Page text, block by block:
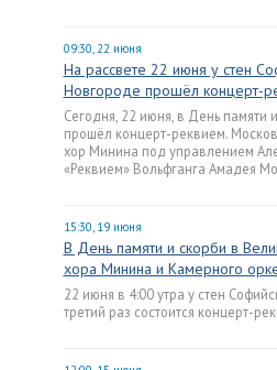
09:30, 22 июня
На рассвете 22 июня у стен
Новгороде прошёл концерт-
Сегодня, 22 июня, в День памяти
прошёл концерт-реквием.
хор Минина под управлением
«Реквием» Вольфганга Амадея
15:30, 19 июня
В День памяти и скорби в
хора Минина и Камерного
22 июня в 4:00 утра у стен
третий раз состоится концерт-